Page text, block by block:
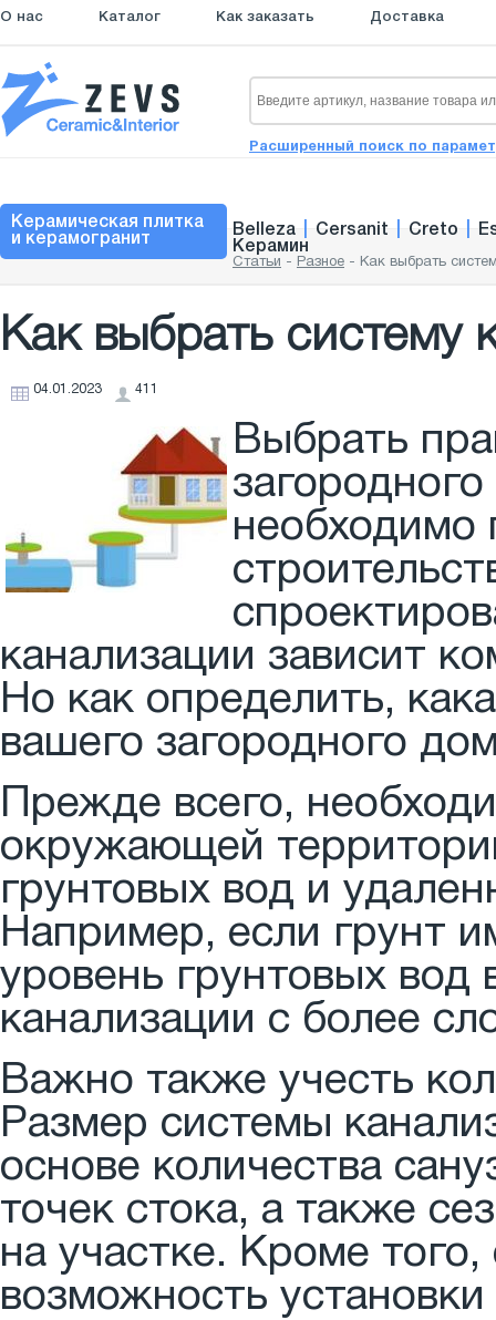
О нас Каталог Как заказать Доставка
Расширенный поиск по
Керамическая плитка
и керамогранит
Belleza Cersanit Creto
Керамин
Статьи - Разное - Как выбрать
Как выбрать систему
04.01.2023 411
Выбрать
необходимо
канализации зависит
Но как определить,
вашего загородного
Прежде всего,
окружающей
грунтовых вод и
Например, если грунт
уровень грунтовых
канализации с более
Важно также учесть
Размер системы
основе количества
точек стока, а также
на участке. Кроме
возможность